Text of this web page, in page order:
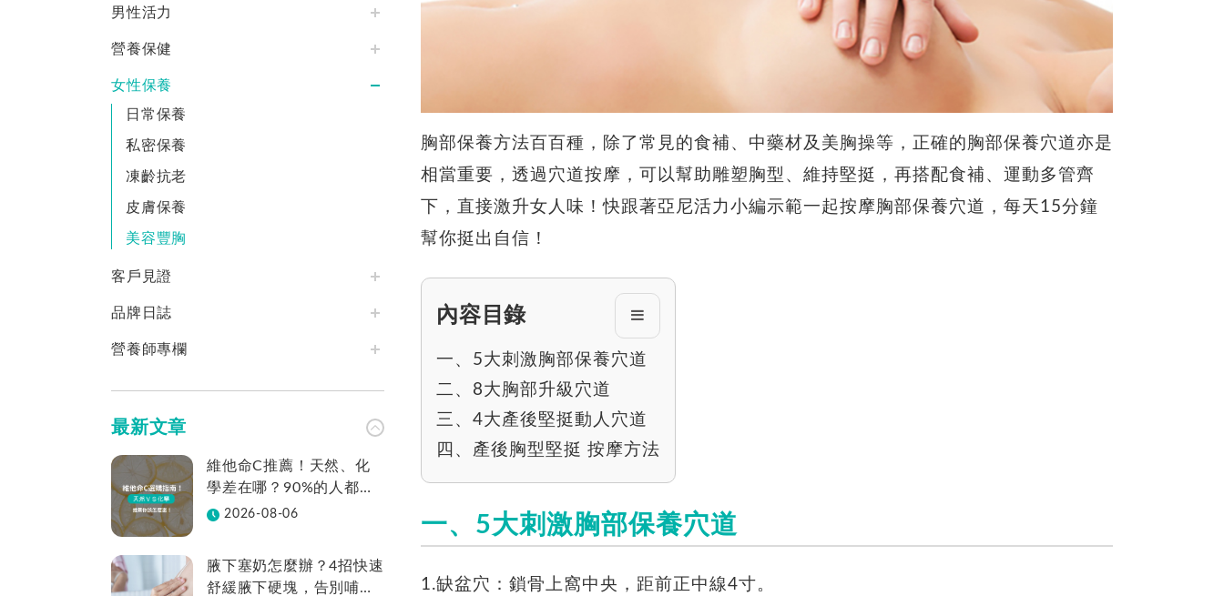
胸部保養方法百百種，除了常見的食補、中藥材及美胸操等，正確的胸部保養穴道亦是
相當重要，透過穴道按摩，可以幫助雕塑胸型、維持堅挺，再搭配食補、運動多管齊
下，直接激升女人味！快跟著亞尼活力小編示範一起按摩胸部保養穴道，每天15分鐘
幫你挺出自信！
內容目錄
一、5大刺激胸部保養穴道
二、8大胸部升級穴道
三、4大產後堅挺動人穴道
四、產後胸型堅挺 按摩方法
一、5大刺激胸部保養穴道
1.缺盆穴：鎖骨上窩中央，距前正中線4寸。
男性活力
營養保健
女性保養
日常保養
私密保養
凍齡抗老
皮膚保養
美容豐胸
客戶見證
品牌日誌
營養師專欄
最新文章
維他命C推薦！天然、化
學差在哪？90%的人都不
知道怎麼挑！帶你一次看
2026-08-06
腋下塞奶怎麼辦？4招快速
舒緩腋下硬塊，告別哺乳